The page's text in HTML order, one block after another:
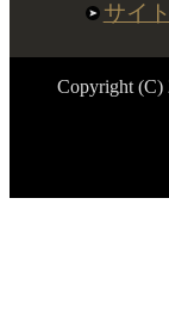
サイ
Copyright